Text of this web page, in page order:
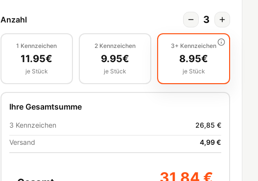
Anzahl 3
1 Kennzeichen
11.95€
je Stück
2 Kennzeichen
9.95€
je Stück
3+ Kennzeichen
8.95€
je Stück
Ihre Gesamtsumme
3 Kennzeichen 26,85 €
Versand 4,99 €